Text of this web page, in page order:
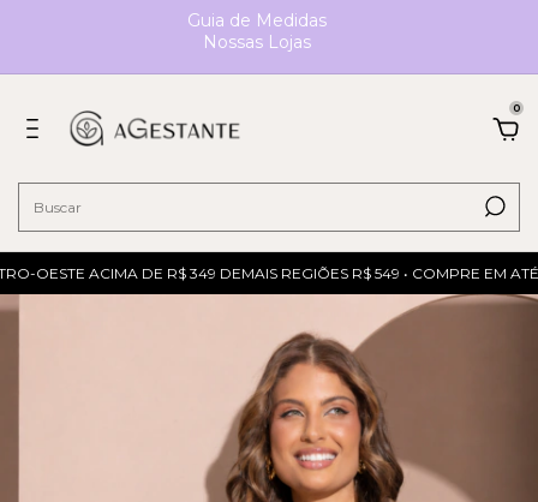
Guia de Medidas
Nossas Lojas
0
OESTE ACIMA DE R$ 349 DEMAIS REGIÕES R$ 549 • COMPRE EM